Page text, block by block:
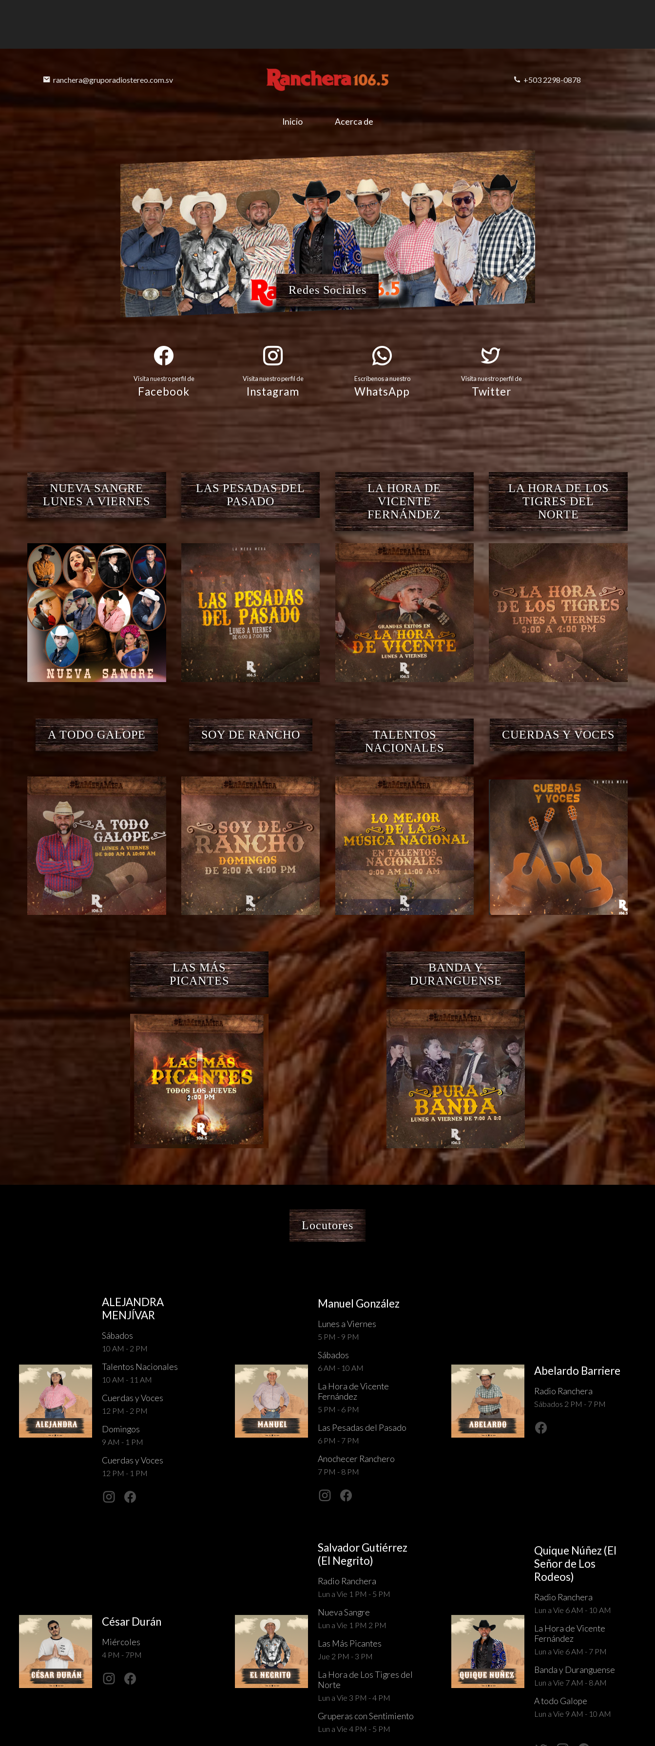
ranchera@gruporadiostereo.com.sv +503 2298-0878
Inicio Acerca de
Redes Sociales
Visita nuestro perfil de
Facebook
Visita nuestro perfil de
Instagram
Escribenos a nuestro
WhatsApp
Visita nuestro perfil de
Twitter
NUEVA SANGRE
LUNES A VIERNES
LAS PESADAS DEL
PASADO
LA HORA DE
VICENTE
FERNÁNDEZ
LA HORA DE LOS
TIGRES DEL
NORTE
A TODO GALOPE SOY DE RANCHO
TALENTOS
NACIONALES
CUERDAS Y VOCES
LAS MÁS
PICANTES
BANDA Y
DURANGUENSE
Locutores
ALEJANDRA
MENJÍVAR
Sábados
10 AM - 2 PM
Talentos Nacionales
10 AM - 11 AM
Cuerdas y Voces
12 PM - 2 PM
Domingos
9 AM - 1 PM
Cuerdas y Voces
12 PM - 1 PM
Manuel González
Lunes a Viernes
5 PM - 9 PM
Sábados
6 AM - 10 AM
La Hora de Vicente
Fernández
5 PM - 6 PM
Las Pesadas del Pasado
6 PM - 7 PM
Anochecer Ranchero
7 PM - 8 PM
Abelardo Barriere
Radio Ranchera
Sábados 2 PM - 7 PM
César Durán
Miércoles
4 PM - 7PM
Salvador Gutiérrez
(El Negrito)
Radio Ranchera
Lun a Vie 1 PM - 5 PM
Nueva Sangre
Lun a Vie 1 PM 2 PM
Las Más Picantes
Jue 2 PM - 3 PM
La Hora de Los Tigres del
Norte
Lun a Vie 3 PM - 4 PM
Gruperas con Sentimiento
Lun a Vie 4 PM - 5 PM
Quique Núñez (El
Señor de Los
Rodeos)
Radio Ranchera
Lun a Vie 6 AM - 10 AM
La Hora de Vicente
Fernández
Lun a Vie 6 AM - 7 PM
Banda y Duranguense
Lun a Vie 7 AM - 8 AM
A todo Galope
Lun a Vie 9 AM - 10 AM